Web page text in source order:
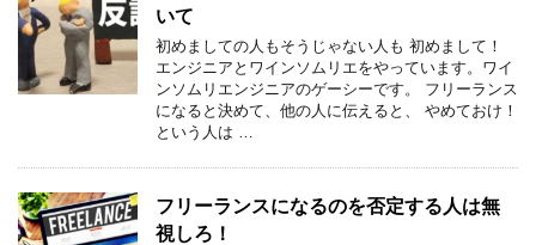
いて
初めましての人もそうじゃない人も 初めまして！
エンジニアとワインソムリエをやっています。ワイ
ンソムリエンジニアのゲーシーです。 フリーランス
になると決めて、他の人に伝えると、 やめておけ！
という人は …
フリーランスになるのを否定する人は無
視しろ！